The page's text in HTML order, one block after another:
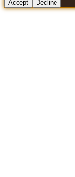
Accept Decline